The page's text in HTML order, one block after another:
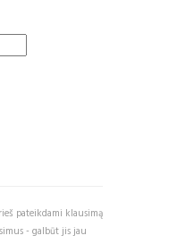
pateikdami klausimą
- galbūt jis jau